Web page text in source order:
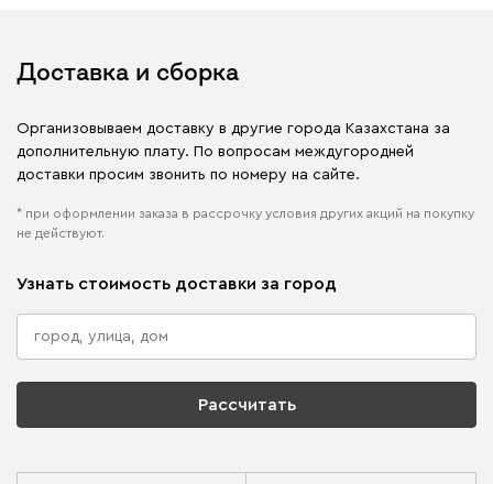
Доставка и сборка
Организовываем доставку в другие города Казахстана за
дополнительную плату. По вопросам междугородней
доставки просим звонить по номеру на сайте.
* при оформлении заказа в рассрочку условия других акций на покупку
не действуют.
Узнать стоимость доставки за город
Рассчитать